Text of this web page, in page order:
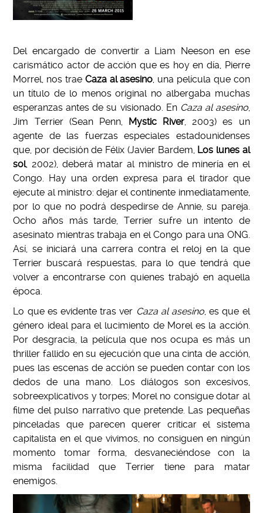
Del encargado de convertir a Liam Neeson en ese
carismático actor de acción que es hoy en día, Pierre
Morrel, nos trae Caza al asesino, una película que con
un título de lo menos original no albergaba muchas
esperanzas antes de su visionado. En Caza al asesino,
Jim Terrier (Sean Penn, Mystic River, 2003) es un
agente de las fuerzas especiales estadounidenses
que, por decisión de Félix (Javier Bardem, Los lunes al
sol, 2002), deberá matar al ministro de minería en el
Congo. Hay una orden expresa para el tirador que
ejecute al ministro: dejar el continente inmediatamente,
por lo que no podrá despedirse de Annie, su pareja.
Ocho años más tarde, Terrier sufre un intento de
asesinato mientras trabaja en el Congo para una ONG.
Así, se iniciará una carrera contra el reloj en la que
Terrier buscará respuestas, para lo que tendrá que
volver a encontrarse con quienes trabajó en aquella
época.
Lo que es evidente tras ver Caza al asesino, es que el
género ideal para el lucimiento de Morel es la acción.
Por desgracia, la película que nos ocupa es más un
thriller fallido en su ejecución que una cinta de acción,
pues las escenas de acción se pueden contar con los
dedos de una mano. Los diálogos son excesivos,
sobreexplicativos y torpes; Morel no consigue dotar al
filme del pulso narrativo que pretende. Las pequeñas
pinceladas que parecen querer criticar el sistema
capitalista en el que vivimos, no consiguen en ningún
momento tomar forma, desvaneciéndose con la
misma facilidad que Terrier tiene para matar
enemigos.